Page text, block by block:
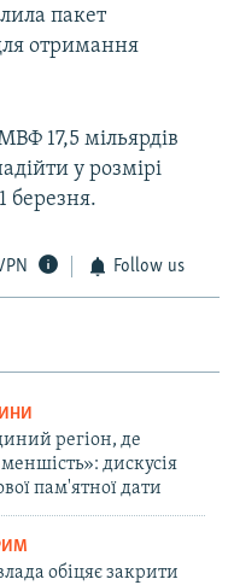
пакет
отримання
17,5 мільярдів
у розмірі
березня.
Follow us
регіон, де
дискусія
пам'ятної дати
обіцяє закрити